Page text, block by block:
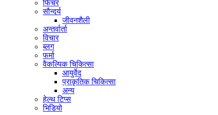
फिचर
सौन्दर्य
जीवनशैली
अन्तर्वार्ता
विचार
ब्लग
फर्मा
वैकल्पिक चिकित्सा
आयुर्वेद
प्राकृतिक चिकित्सा
अन्य
हेल्थ टिप्स
भिडियो